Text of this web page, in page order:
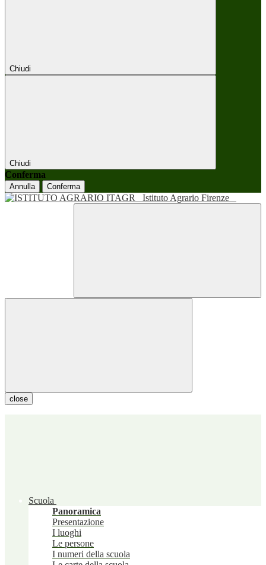
Chiudi
Chiudi
Conferma
Annulla Conferma
Istituto Agrario Firenze
close
Scuola
Panoramica
Presentazione
I luoghi
Le persone
I numeri della scuola